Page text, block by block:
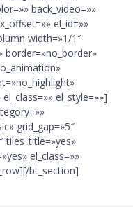
back_video=»»
el_id=»»
width=»1/1″
border=»no_border»
el_style=»»]
grid_gap=»5″
tiles_title=»yes»
el_class=»»
bt_section]